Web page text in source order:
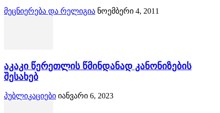
მეცნიერება და რელიგია ნოემბერი 4, 2011
აკაკი წერეთლის წმინდანად კანონიზების
შესახებ
პუბლიკაციები იანვარი 6, 2023